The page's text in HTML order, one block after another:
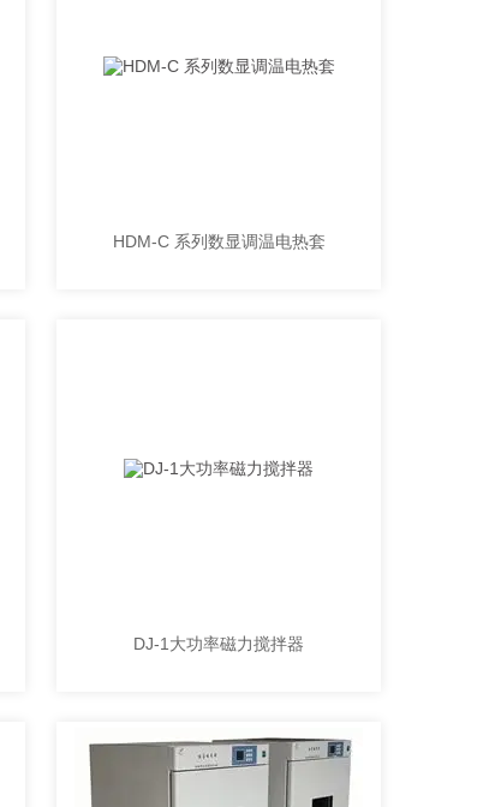
HDM-C 系列数显调温电热套
DJ-1大功率磁力搅拌器